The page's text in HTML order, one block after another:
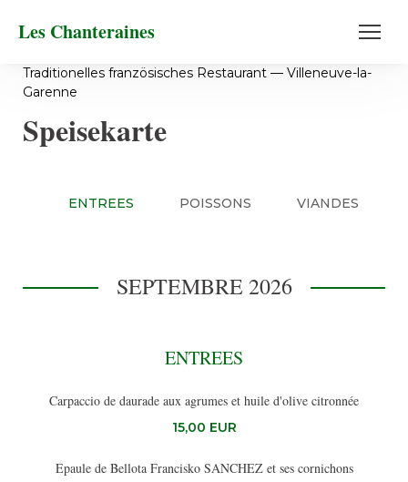
Les Chanteraines
Traditionelles französisches Restaurant — Villeneuve-la-
Garenne
Speisekarte
ENTREES POISSONS VIANDES
SEPTEMBRE 2026
ENTREES
Carpaccio de daurade aux agrumes et huile d'olive citronnée
15,00 EUR
Epaule de Bellota Francisko SANCHEZ et ses cornichons